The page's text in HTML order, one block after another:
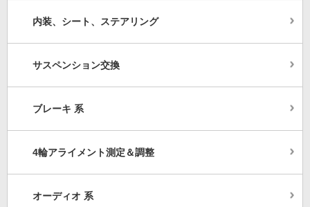
内装、シート、ステアリング
サスペンション交換
ブレーキ 系
4輪アライメント測定＆調整
オーディオ 系